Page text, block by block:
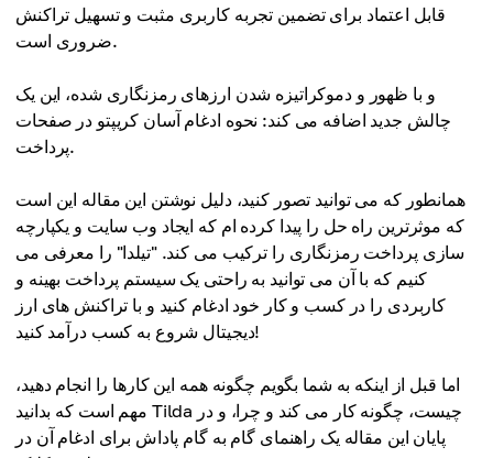
قابل اعتماد برای تضمین تجربه کاربری مثبت و تسهیل تراکنش
ضروری است.
و با ظهور و دموکراتیزه شدن ارزهای رمزنگاری شده، این یک
چالش جدید اضافه می کند: نحوه ادغام آسان کریپتو در صفحات
پرداخت.
همانطور که می توانید تصور کنید، دلیل نوشتن این مقاله این است
که موثرترین راه حل را پیدا کرده ام که ایجاد وب سایت و یکپارچه
سازی پرداخت رمزنگاری را ترکیب می کند. "تیلدا" را معرفی می
کنیم که با آن می توانید به راحتی یک سیستم پرداخت بهینه و
کاربردی را در کسب و کار خود ادغام کنید و با تراکنش های ارز
دیجیتال شروع به کسب درآمد کنید!
اما قبل از اینکه به شما بگویم چگونه همه این کارها را انجام دهید،
مهم است که بدانید Tilda چیست، چگونه کار می کند و چرا، و در
پایان این مقاله یک راهنمای گام به گام پاداش برای ادغام آن در